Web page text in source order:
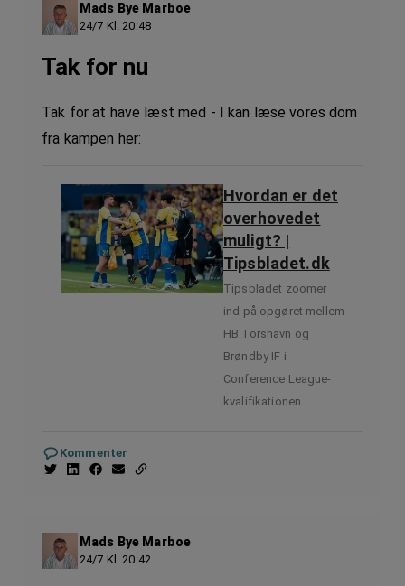
24/7 Kl. 20:48
Mads Bye Marboe
Tak for nu
Tak for at have læst med - I kan læse vores dom
fra kampen her:
Hvordan er det
overhovedet
muligt? |
Tipsbladet.dk
Tipsbladet zoomer
ind på opgøret mellem
HB Torshavn og
Brøndby IF i
Conference League-
kvalifikationen.
Kommenter
24/7 Kl. 20:42
Mads Bye Marboe